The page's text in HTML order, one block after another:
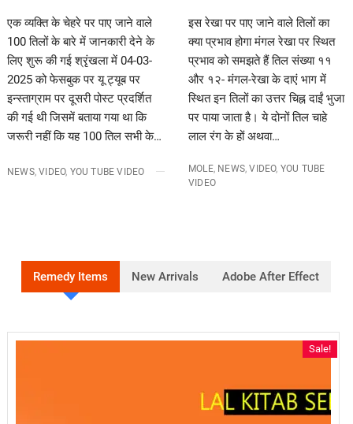
एक व्यक्ति के चेहरे पर पाए जाने वाले
100 तिलों के बारे में जानकारी देने के
लिए शुरू की गई श्रृंखला में 04-03-
2025 को फेसबुक पर यू ट्यूब पर
इन्स्ताग्राम पर दूसरी पोस्ट प्रदर्शित
की गई थी जिसमें बताया गया था कि
जरूरी नहीं कि यह 100 तिल सभी के…
NEWS,VIDEO, YOU TUBE VIDEO
इस रेखा पर पाए जाने वाले तिलों का
क्या प्रभाव होगा मंगल रेखा पर स्थित
प्रभाव को समझते हैं तिल संख्या ११
और १२- मंगल-रेखा के दाएं भाग में
स्थित इन तिलों का उत्तर चिह्न दाईं भुजा
पर पाया जाता है। ये दोनों तिल चाहे
लाल रंग के हों अथवा…
MOLE, NEWS,VIDEO, YOU TUBE
VIDEO
Remedy Items New Arrivals Adobe After Effect
Sale!